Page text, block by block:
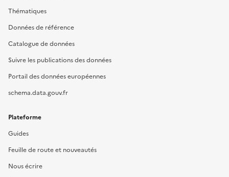
Thématiques
Données de référence
Catalogue de données
Suivre les publications des données
Portail des données européennes
schema.data.gouv.fr
Plateforme
Guides
Feuille de route et nouveautés
Nous écrire